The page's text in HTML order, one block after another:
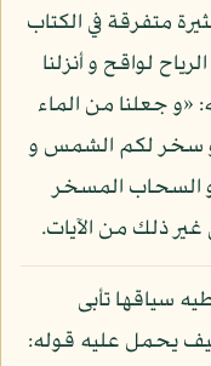
متفرقة في الكتاب
لواقح و أنزلنا
«و جعلنا من الماء
30، و قوله: «و سخر لكم الشمس و
33، و قوله: «و السحاب المسخر
سياقها تأبى
يحمل عليه قوله: